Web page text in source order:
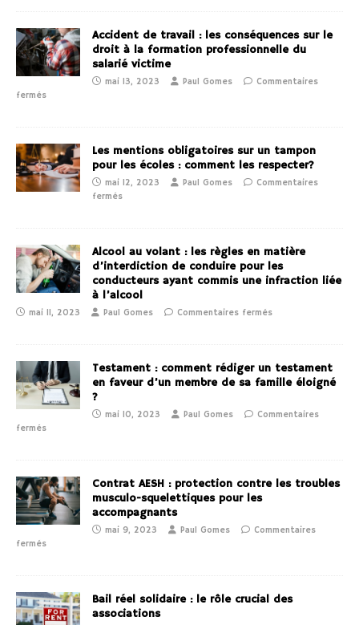
Accident de travail : les conséquences sur le
droit à la formation professionnelle du
salarié victime
mai 13, 2023 Paul Gomes
Commentaires
fermés
Les mentions obligatoires sur un tampon
pour les écoles : comment les respecter?
mai 12, 2023 Paul Gomes
Commentaires
fermés
Alcool au volant : les règles en matière
d’interdiction de conduire pour les
conducteurs ayant commis une infraction liée
à l’alcool
mai 11, 2023 Paul Gomes Commentaires fermés
Testament : comment rédiger un testament
en faveur d’un membre de sa famille éloigné
?
mai 10, 2023 Paul Gomes
Commentaires
fermés
Contrat AESH : protection contre les troubles
musculo-squelettiques pour les
accompagnants
mai 9, 2023 Paul Gomes
Commentaires
fermés
Bail réel solidaire : le rôle crucial des
associations